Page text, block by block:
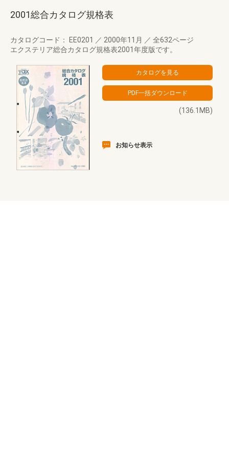
2001総合カタログ規格表
カタログコード： EE0201 ／ 2000年11月 ／ 全632ページ
エクステリア総合カタログ規格表2001年度版です。
(136.1MB)
お知らせ表示